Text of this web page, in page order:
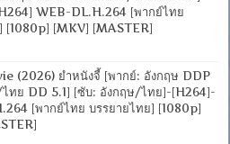
WEB-DL.H.264 [พากย์ไทย
[1080p] [MKV] [MASTER]
(2026) ยำหนังจี้ [พากย์: อังกฤษ DDP
ทย DD 5.1] [ซับ: อังกฤษ/ไทย]-[H264]-
[พากย์ไทย บรรยายไทย] [1080p]